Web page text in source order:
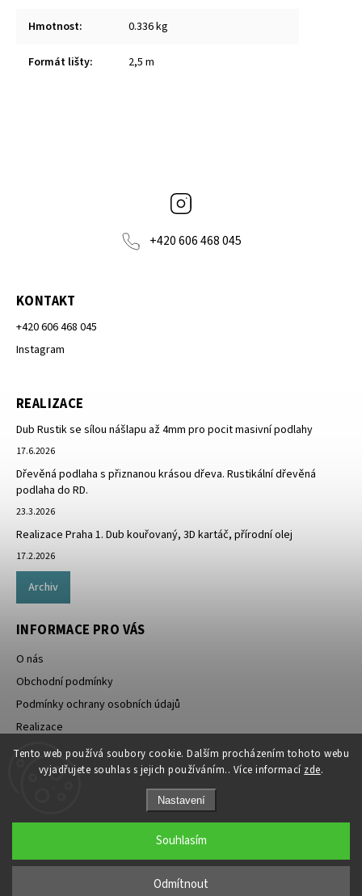
Tento web používá soubory cookie. Dalším procházením tohoto webu
vyjadřujete souhlas s jejich používáním.. Více informací zde.
Nastavení
Odmítnout
Souhlasím
Hmotnost: 0.336 kg
Formát lišty: 2,5 m
+420 606 468 045
KONTAKT
+420 606 468 045
Instagram
REALIZACE
Dub Rustik se sílou nášlapu až 4mm pro pocit masivní podlahy
17.6.2026
Dřevěná podlaha s přiznanou krásou dřeva. Rustikální dřevěná
podlaha do RD.
23.3.2026
Realizace Praha 1. Dub kouřovaný, 3D kartáč, přírodní olej
17.2.2026
Archiv
INFORMACE PRO VÁS
O nás
Obchodní podmínky
Podmínky ochrany osobních údajů
Realizace
Doprava zdarma
Copyright 2026Rezidenthome.cz. Všechna práva vyhrazena.
Grafický návrh vytvořil a nakódoval